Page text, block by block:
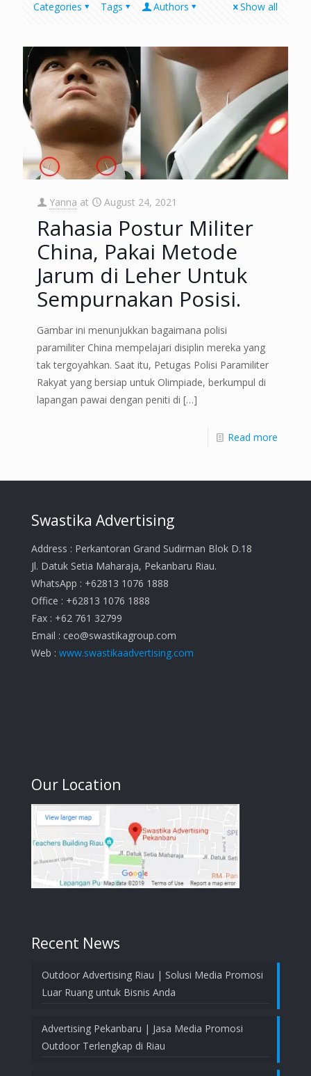
Categories Tags Authors Show all
Yanna at August 24, 2021
Rahasia Postur Militer
China, Pakai Metode
Jarum di Leher Untuk
Sempurnakan Posisi.
Gambar ini menunjukkan bagaimana polisi
paramiliter China mempelajari disiplin mereka yang
tak tergoyahkan. Saat itu, Petugas Polisi Paramiliter
Rakyat yang bersiap untuk Olimpiade, berkumpul di
lapangan pawai dengan peniti di […]
Read more
Swastika Advertising
Address : Perkantoran Grand Sudirman Blok D.18
Jl. Datuk Setia Maharaja, Pekanbaru Riau.
WhatsApp : +62813 1076 1888
Office : +62813 1076 1888
Fax : +62 761 32799
Email : ceo@swastikagroup.com
Web : www.swastikaadvertising.com
Our Location
Recent News
Outdoor Advertising Riau | Solusi Media Promosi
Luar Ruang untuk Bisnis Anda
Advertising Pekanbaru | Jasa Media Promosi
Outdoor Terlengkap di Riau